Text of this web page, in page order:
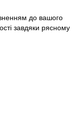
до вашого
завдяки рясному